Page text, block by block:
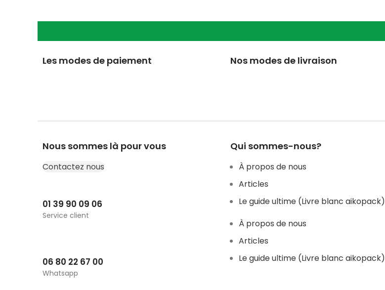
Les modes de paiement Nos modes de livraison
Nous sommes là pour vous
Contactez nous
01 39 90 09 06
Service client
06 80 22 67 00
Whatsapp
Qui sommes-nous?
À propos de nous
Articles
Le guide ultime (Livre blanc aikopack)
À propos de nous
Articles
Le guide ultime (Livre blanc aikopack)